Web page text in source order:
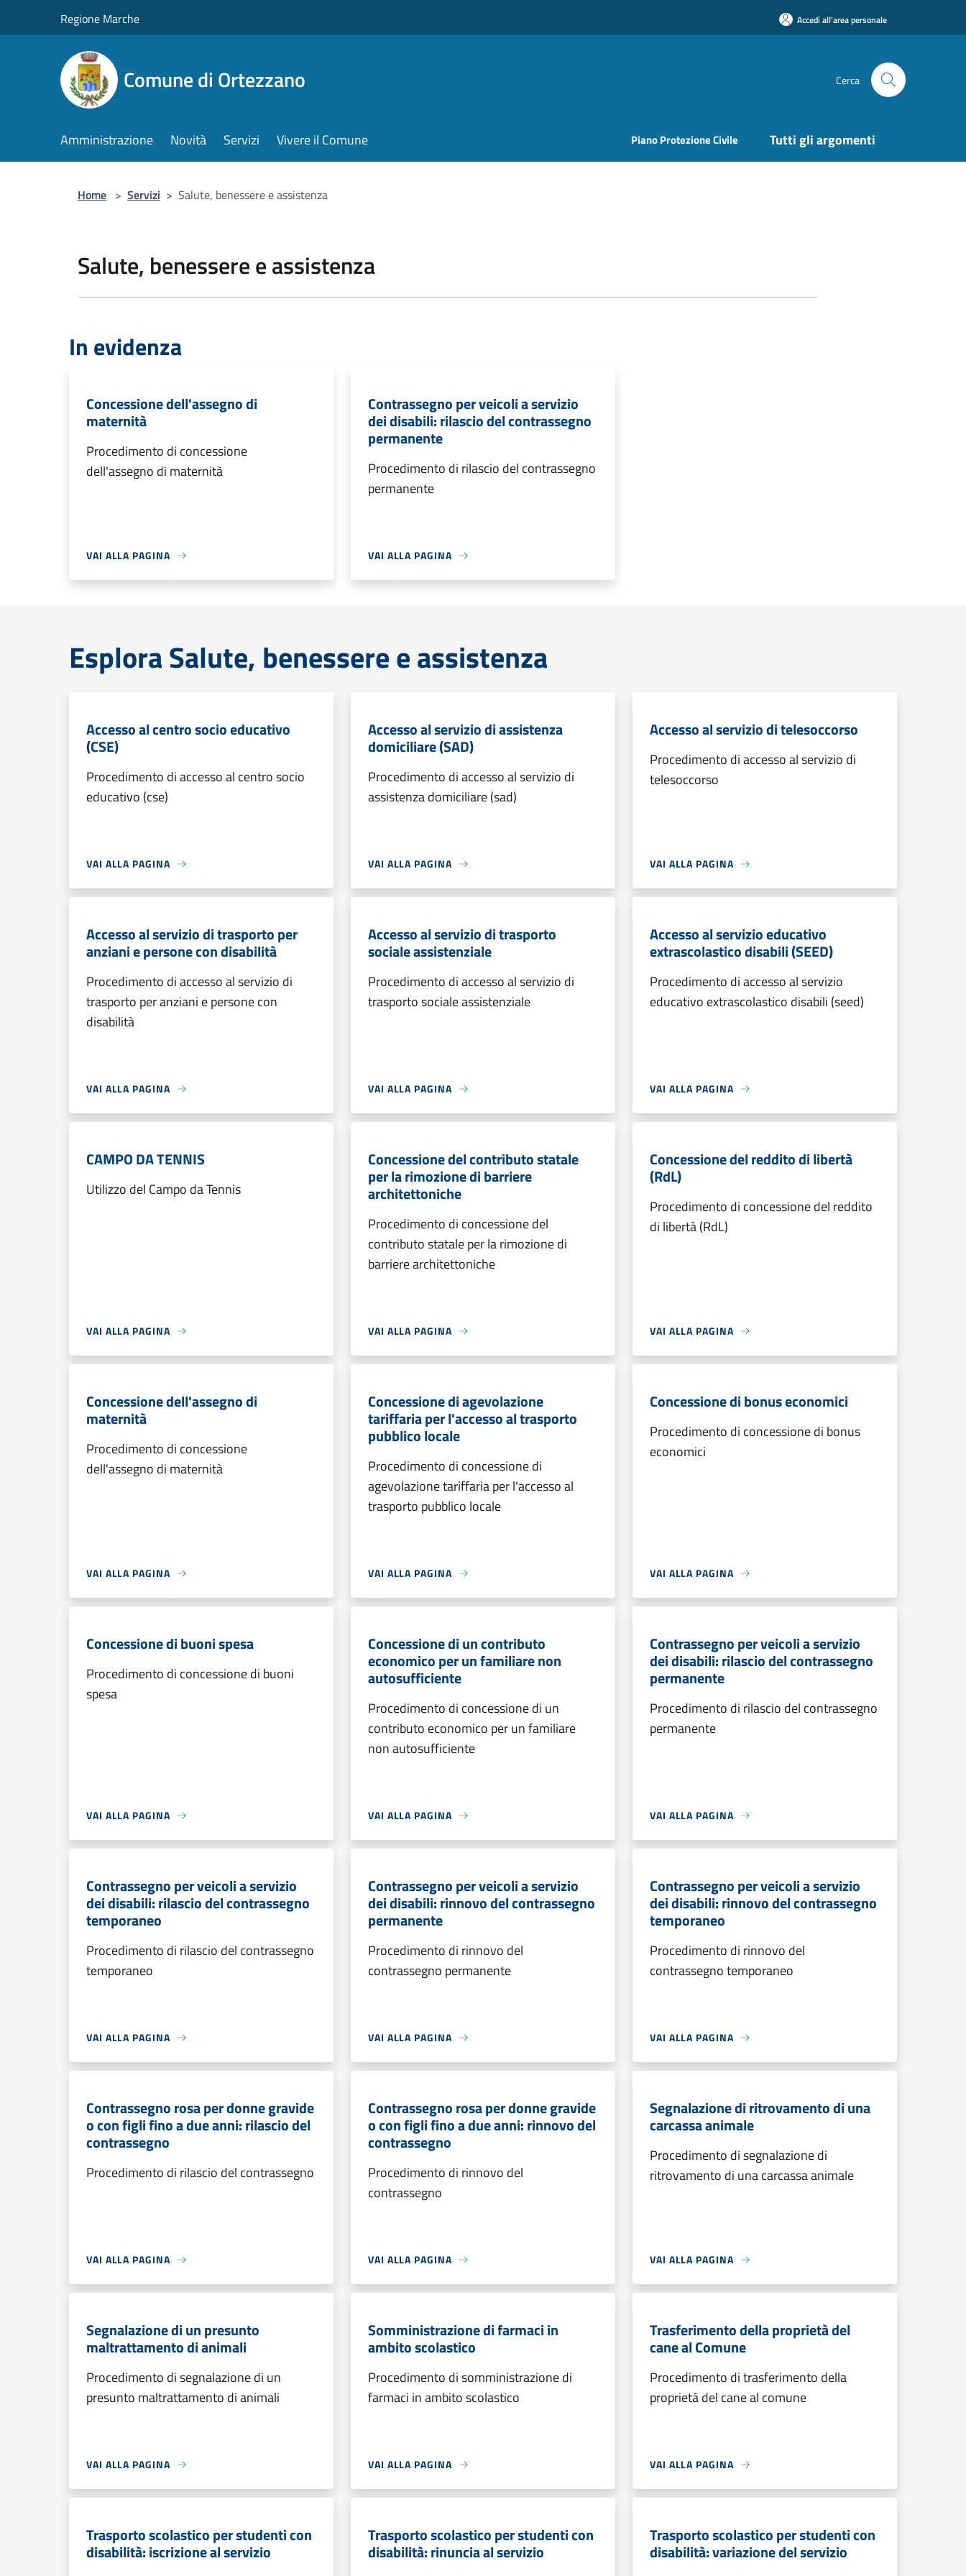
Regione Marche Accedi all'area personale
Comune di Ortezzano Cerca
Amministrazione Novità Servizi Vivere il Comune Piano Protezione Civile Tutti gli argomenti
Home > Servizi > Salute, benessere e assistenza
Salute, benessere e assistenza
In evidenza
Concessione dell'assegno di
maternità
Procedimento di concessione
dell'assegno di maternità
VAI ALLA PAGINA
Contrassegno per veicoli a servizio
dei disabili: rilascio del contrassegno
permanente
Procedimento di rilascio del contrassegno
permanente
VAI ALLA PAGINA
Esplora Salute, benessere e assistenza
Accesso al centro socio educativo
(CSE)
Procedimento di accesso al centro socio
educativo (cse)
VAI ALLA PAGINA
Accesso al servizio di assistenza
domiciliare (SAD)
Procedimento di accesso al servizio di
assistenza domiciliare (sad)
VAI ALLA PAGINA
Accesso al servizio di telesoccorso
Procedimento di accesso al servizio di
telesoccorso
VAI ALLA PAGINA
Accesso al servizio di trasporto per
anziani e persone con disabilità
Procedimento di accesso al servizio di
trasporto per anziani e persone con
disabilità
VAI ALLA PAGINA
Accesso al servizio di trasporto
sociale assistenziale
Procedimento di accesso al servizio di
trasporto sociale assistenziale
VAI ALLA PAGINA
Accesso al servizio educativo
extrascolastico disabili (SEED)
Procedimento di accesso al servizio
educativo extrascolastico disabili (seed)
VAI ALLA PAGINA
CAMPO DA TENNIS
Utilizzo del Campo da Tennis
VAI ALLA PAGINA
Concessione del contributo statale
per la rimozione di barriere
architettoniche
Procedimento di concessione del
contributo statale per la rimozione di
barriere architettoniche
VAI ALLA PAGINA
Concessione del reddito di libertà
(RdL)
Procedimento di concessione del reddito
di libertà (RdL)
VAI ALLA PAGINA
Concessione dell'assegno di
maternità
Procedimento di concessione
dell'assegno di maternità
VAI ALLA PAGINA
Concessione di agevolazione
tariffaria per l'accesso al trasporto
pubblico locale
Procedimento di concessione di
agevolazione tariffaria per l'accesso al
trasporto pubblico locale
VAI ALLA PAGINA
Concessione di bonus economici
Procedimento di concessione di bonus
economici
VAI ALLA PAGINA
Concessione di buoni spesa
Procedimento di concessione di buoni
spesa
VAI ALLA PAGINA
Concessione di un contributo
economico per un familiare non
autosufficiente
Procedimento di concessione di un
contributo economico per un familiare
non autosufficiente
VAI ALLA PAGINA
Contrassegno per veicoli a servizio
dei disabili: rilascio del contrassegno
permanente
Procedimento di rilascio del contrassegno
permanente
VAI ALLA PAGINA
Contrassegno per veicoli a servizio
dei disabili: rilascio del contrassegno
temporaneo
Procedimento di rilascio del contrassegno
temporaneo
VAI ALLA PAGINA
Contrassegno per veicoli a servizio
dei disabili: rinnovo del contrassegno
permanente
Procedimento di rinnovo del
contrassegno permanente
VAI ALLA PAGINA
Contrassegno per veicoli a servizio
dei disabili: rinnovo del contrassegno
temporaneo
Procedimento di rinnovo del
contrassegno temporaneo
VAI ALLA PAGINA
Contrassegno rosa per donne gravide
o con figli fino a due anni: rilascio del
contrassegno
Procedimento di rilascio del contrassegno
VAI ALLA PAGINA
Contrassegno rosa per donne gravide
o con figli fino a due anni: rinnovo del
contrassegno
Procedimento di rinnovo del
contrassegno
VAI ALLA PAGINA
Segnalazione di ritrovamento di una
carcassa animale
Procedimento di segnalazione di
ritrovamento di una carcassa animale
VAI ALLA PAGINA
Segnalazione di un presunto
maltrattamento di animali
Procedimento di segnalazione di un
presunto maltrattamento di animali
VAI ALLA PAGINA
Somministrazione di farmaci in
ambito scolastico
Procedimento di somministrazione di
farmaci in ambito scolastico
VAI ALLA PAGINA
Trasferimento della proprietà del
cane al Comune
Procedimento di trasferimento della
proprietà del cane al comune
VAI ALLA PAGINA
Trasporto scolastico per studenti con
disabilità: iscrizione al servizio
Trasporto scolastico per studenti con
disabilità: rinuncia al servizio
Trasporto scolastico per studenti con
disabilità: variazione del servizio